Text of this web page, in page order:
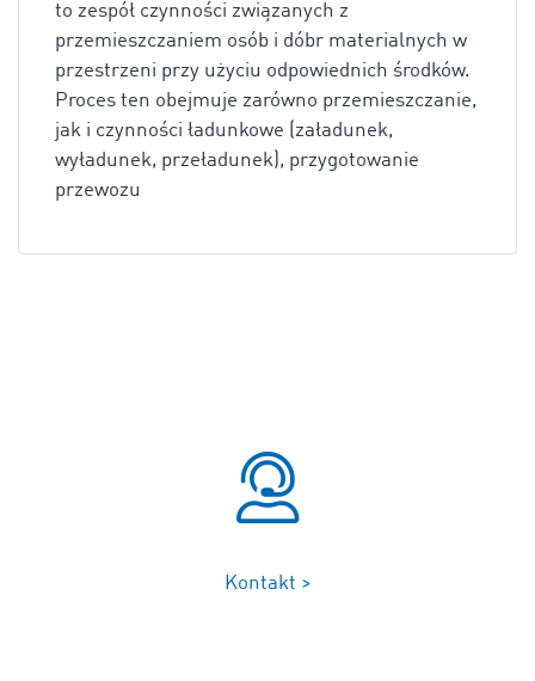
to zespół czynności związanych z
przemieszczaniem osób i dóbr materialnych w
przestrzeni przy użyciu odpowiednich środków.
Proces ten obejmuje zarówno przemieszczanie,
jak i czynności ładunkowe (załadunek,
wyładunek, przeładunek), przygotowanie
przewozu
Kontakt >